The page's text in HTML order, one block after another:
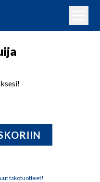
takotuotteet!